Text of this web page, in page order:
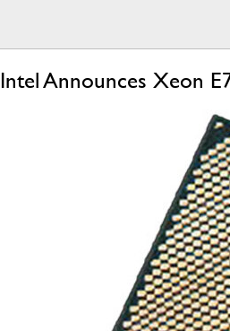
Intel Announces Xeon